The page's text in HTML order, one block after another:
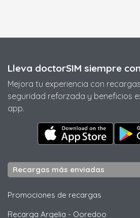
Lleva doctorSIM siempre
Mejora tu experiencia con
seguridad reforzada y beneficios
app.
Recargas más enviadas
Promociones de recargas
Recarga Argelia - Ooredoo